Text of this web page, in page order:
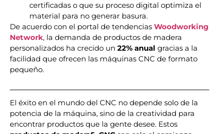
certificadas o que su proceso digital optimiza el
material para no generar basura.
De acuerdo con el portal de tendencias Woodworking
Network, la demanda de productos de madera
personalizados ha crecido un 22% anual gracias a la
facilidad que ofrecen las máquinas CNC de formato
pequeño.
El éxito en el mundo del CNC no depende solo de la
potencia de la máquina, sino de la creatividad para
encontrar productos que la gente desee. Estos